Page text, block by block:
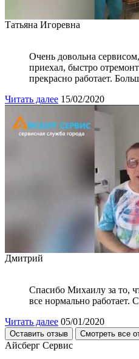
Татьяна Игоревна
Очень довольна
приехал, быстро
прекрасно работает.
Читать далее 15/02/2020
Дмитрий
Спасибо Михаилу за то,
все нормально работает.
Читать далее 05/01/2020
Оставить отзыв Смотреть все
Айсберг Сервис